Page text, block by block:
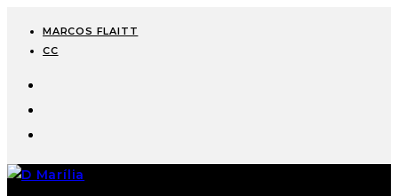
MARCOS FLAITT
CC